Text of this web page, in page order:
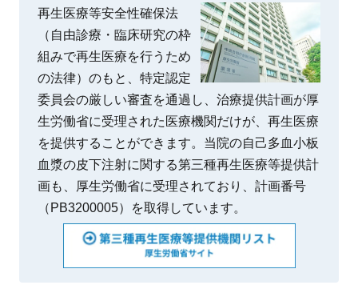
再生医療等安全性確保法
（自由診療・臨床研究の枠
組みで再生医療を行うため
の法律）のもと、特定認定
委員会の厳しい審査を通過し、治療提供計画が厚
生労働省に受理された医療機関だけが、再生医療
を提供することができます。当院の自己多血小板
血漿の皮下注射に関する第三種再生医療等提供計
画も、厚生労働省に受理されており、計画番号
（PB3200005）を取得しています。